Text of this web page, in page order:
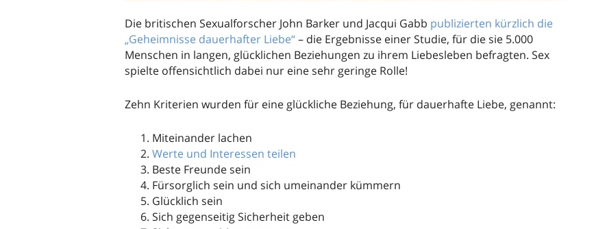
Die britischen Sexualforscher John Barker und Jacqui Gabb publizierten kürzlich die
„Geheimnisse dauerhafter Liebe“– die Ergebnisse einer Studie, für die sie 5.000
Menschen in langen, glücklichen Beziehungen zu ihrem Liebesleben befragten. Sex
spielte offensichtlich dabei nur eine sehr geringe Rolle!
Zehn Kriterien wurden für eine glückliche Beziehung, für dauerhafte Liebe, genannt:
Miteinander lachen
Werte und Interessen teilen
Beste Freunde sein
Fürsorglich sein und sich umeinander kümmern
Glücklich sein
Sich gegenseitig Sicherheit geben